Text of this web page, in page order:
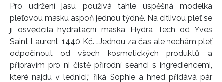
Pro udržení jasu používá tahle úspěšná modelka
pleťovou masku aspoň jednou týdně. Na citlivou pleť se
jí osvědčila hydratační maska Hydra Tech od Yves
Saint Laurent, 1440 Kč. „Jednou za čas ale nechám pleť
odpočinout od všech kosmetických produktů a
připravím pro ni čistě přírodní seanci s ingrediencemi,
které najdu v lednici,“ říká Sophie a hned přidává pár